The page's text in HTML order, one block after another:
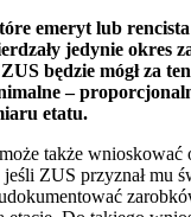
emeryt lub rencista
jedynie okres
będzie mógł za
–
etatu.
także wnioskować
ZUS przyznał mu